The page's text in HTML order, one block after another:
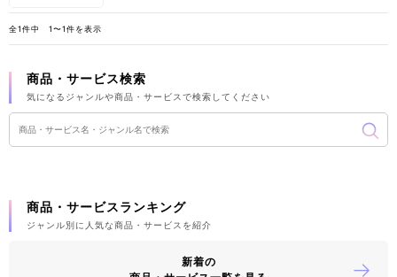
全1件中 1〜1件を表示
商品・サービス検索
気になるジャンルや商品・サービスで検索してください
商品・サービスランキング
ジャンル別に人気な商品・サービスを紹介
新着の